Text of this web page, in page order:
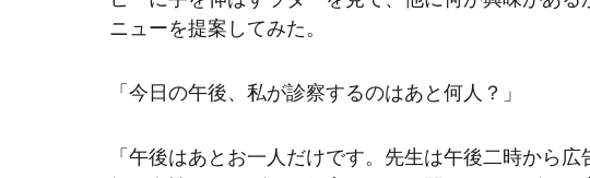
ニューを提案してみた。
「今日の午後、私が診察するのはあと何人？」
「午後はあとお一人だけです。先生は午後二時から